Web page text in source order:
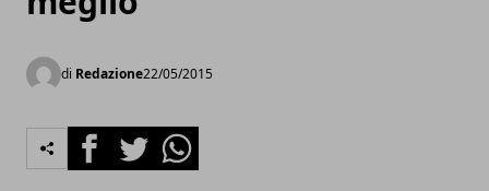
di Redazione22/05/2015
FacebookTwitterWhatsapp